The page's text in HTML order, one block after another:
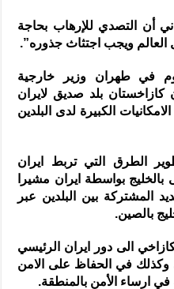
أن التصدي للإرهاب بحاجة
ويجب اجتثاث جذوره”.
في طهران وزير خارجية
بلد صديق لايران
الكبيرة لدى البلدين
الطرق التي تربط ايران
بواسطة ايران مشيرا
المشتركة بين البلدين عبر
بالصين.
الى دور ايران الرئيسي
وكذلك في الحفاظ على الامن
في ارساء الأمن بالمنطقة.